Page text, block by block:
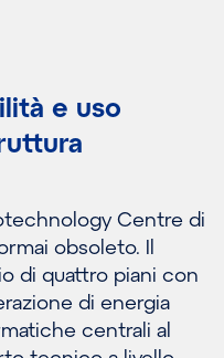
e uso
Centre di
obsoleto. Il
di quattro piani con
di energia
centrali al